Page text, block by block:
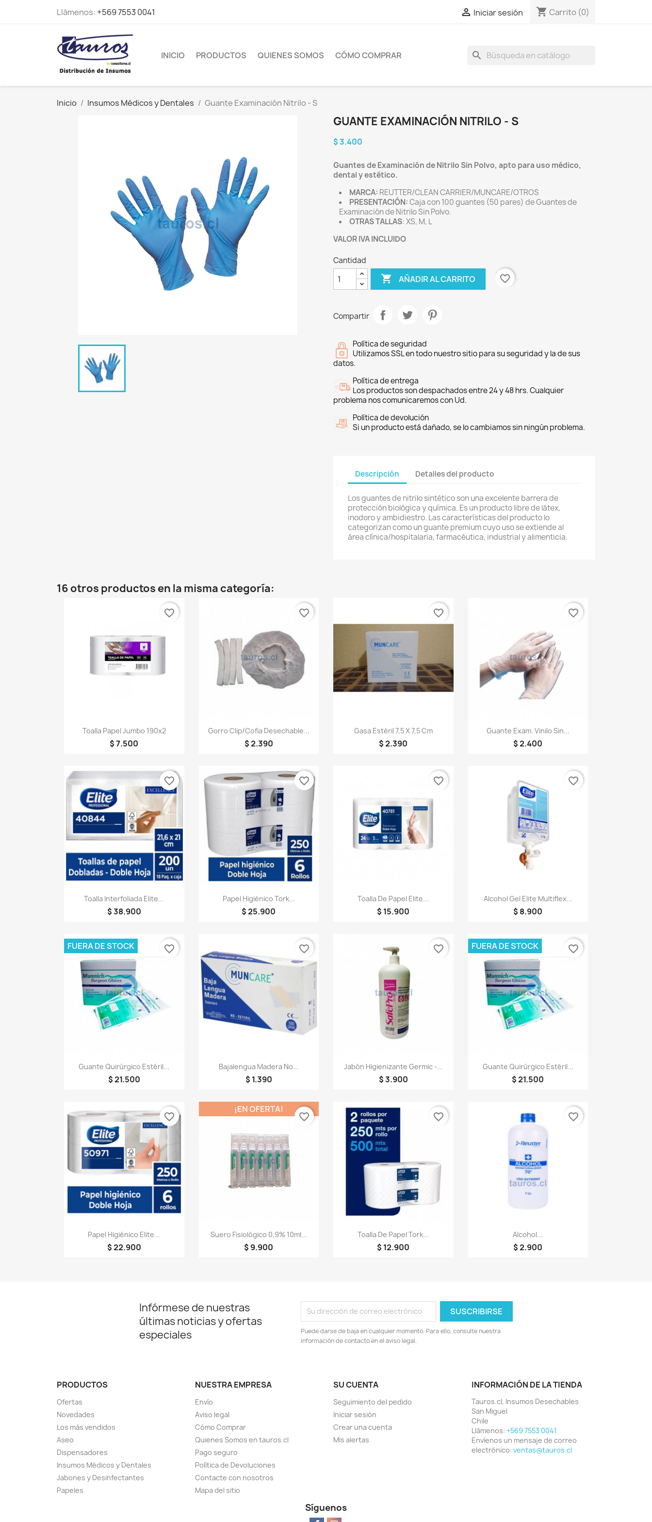
Llámenos: +569 7553 0041  Iniciar sesión shopping_cart Carrito (0)
INICIO PRODUCTOS QUIENES SOMOS CÓMO COMPRAR search
Inicio Insumos Médicos y Dentales Guante Examinación Nitrilo - S
GUANTE EXAMINACIÓN NITRILO - S
$ 3.400
Guantes de Examinación de Nitrilo Sin Polvo, apto para uso médico,
dental y estético.
MARCA: REUTTER/CLEAN CARRIER/MUNCARE/OTROS
PRESENTACIÓN:Caja con 100 guantes (50 pares) de Guantes de
Examinación de Nitrilo Sin Polvo.
OTRAS TALLAS: XS, M, L
VALOR IVA INCLUIDO
Cantidad
 AÑADIR AL CARRITO favorite_border
Compartir
Política de seguridad
Utilizamos SSL en todo nuestro sitio para su seguridad y la de sus
datos.
Política de entrega
Los productos son despachados entre 24 y 48 hrs. Cualquier
problema nos comunicaremos con Ud.
Política de devolución
Si un producto está dañado, se lo cambiamos sin ningún problema.
Descripción Detalles del producto
Los guantes de nitrilo sintético son una excelente barrera de
protección biológica y química. Es un producto libre de látex,
inodoro y ambidiestro. Las características del producto lo
categorizan como un guante premium cuyo uso se extiende al
área clínica/hospitalaria, farmacéutica, industrial y alimenticia.
16 otros productos en la misma categoría:
Vista rápida
Toalla Papel Jumbo 190x2
$ 7.500
favorite_border
Vista rápida
Gorro Clip/Cofia Desechable...
$ 2.390
favorite_border
Vista rápida
Gasa Estéril 7,5 X 7,5 Cm
$ 2.390
favorite_border
Vista rápida
Guante Exam. Vinilo Sin...
$ 2.400
favorite_border
Vista rápida
Toalla Interfoliada Elite...
$ 38.900
favorite_border
 Vista rápida
Papel Higiénico Tork...
$ 25.900
favorite_border
Vista rápida
Toalla De Papel Elite...
$ 15.900
favorite_border
Vista rápida
Alcohol Gel Elite Multiflex...
$ 8.900
favorite_border
Vista rápida
Guante Quirúrgico Estéril...
$ 21.500
FUERA DE STOCK favorite_border
Vista rápida
Bajalengua Madera No...
$ 1.390
favorite_border
Vista rápida
Jabón Higienizante Germic -...
$ 3.900
favorite_border
Vista rápida
Guante Quirúrgico Estéril...
$ 21.500
FUERA DE STOCK favorite_border
 Vista rápida
Papel Higiénico Elite...
$ 22.900
favorite_border
Vista rápida
Suero Fisiológico 0,9% 10ml...
$ 9.900
¡EN OFERTA!
favorite_border
Vista rápida
Toalla De Papel Tork...
$ 12.900
favorite_border
Vista rápida
Alcohol...
$ 2.900
favorite_border
Infórmese de nuestras
últimas noticias y ofertas
especiales
Puede darse de baja en cualquier momento. Para ello, consulte nuestra
información de contacto en el aviso legal.
PRODUCTOS
Ofertas
Novedades
Los más vendidos
Aseo
Dispensadores
Insumos Médicos y Dentales
Jabones y Desinfectantes
Papeles
NUESTRA EMPRESA
Envío
Aviso legal
Cómo Comprar
Quienes Somos en tauros.cl
Pago seguro
Política de Devoluciones
Contacte con nosotros
Mapa del sitio
SU CUENTA
Seguimiento del pedido
Iniciar sesión
Crear una cuenta
Mis alertas
INFORMACIÓN DE LA TIENDA
Tauros.cl, Insumos Desechables
San Miguel
Chile
Llámenos: +569 7553 0041
Envíenos un mensaje de correo
electrónico: ventas@tauros.cl
Síguenos